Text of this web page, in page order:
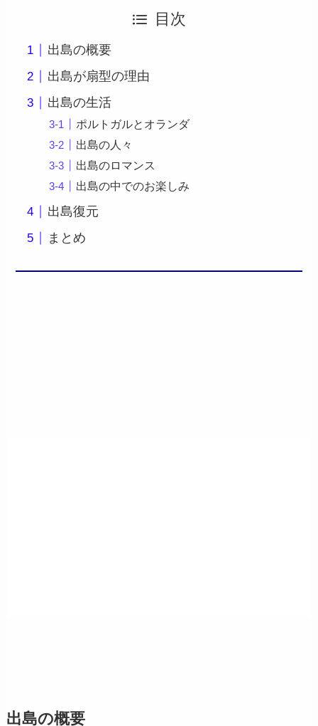
目次
出島の概要
出島が扇型の理由
出島の生活
ポルトガルとオランダ
出島の人々
出島のロマンス
出島の中でのお楽しみ
出島復元
まとめ
出島の概要